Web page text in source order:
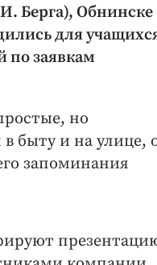
Берга), Обнинске
для
по заявкам
но
быту и на улице,
запоминания